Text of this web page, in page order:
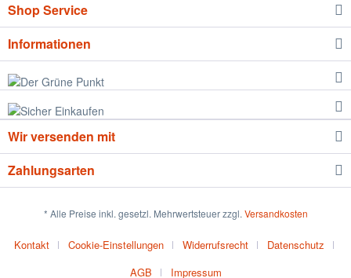
Shop Service
Informationen
Wir versenden mit
Zahlungsarten
* Alle Preise inkl. gesetzl. Mehrwertsteuer zzgl. Versandkosten
Kontakt Cookie-Einstellungen Widerrufsrecht
Datenschutz
AGB
Impressum